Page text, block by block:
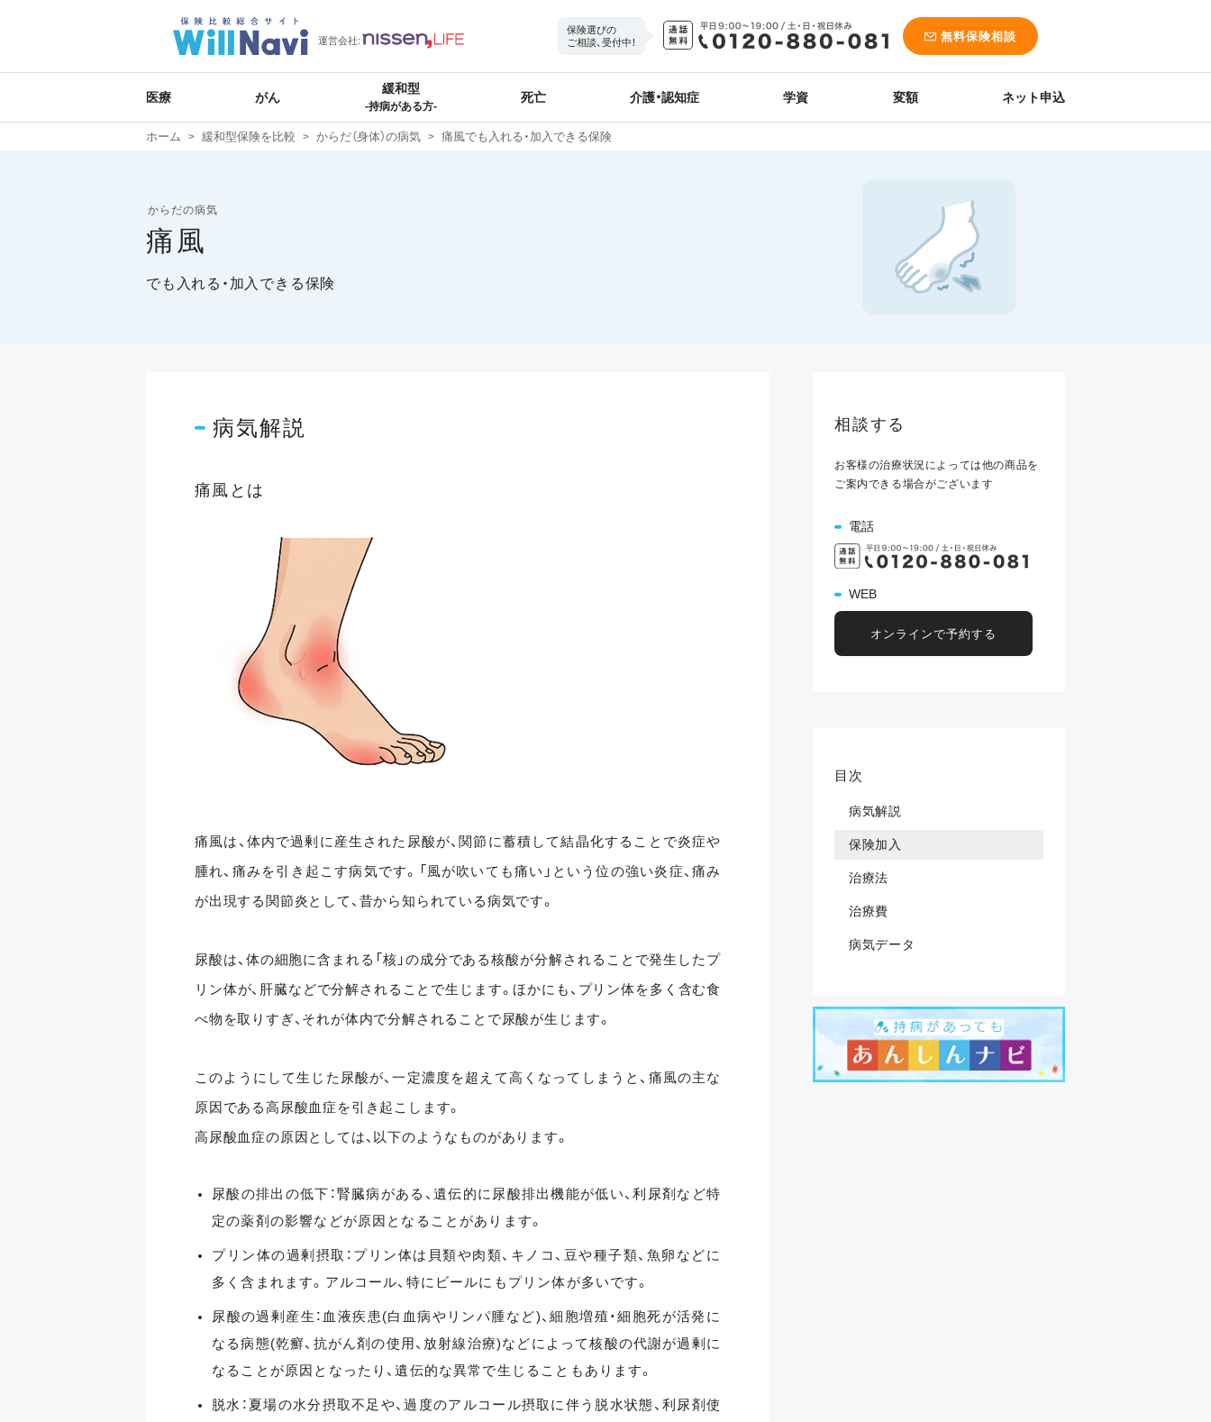
運営会社:
保険選びの
ご相談、受付中！
無料保険相談
医療 がん
緩和型
-持病がある方-
死亡 介護・認知症 学資 変額 ネット申込
ホーム 緩和型保険を比較 からだ（身体）の病気 痛風でも入れる・加入できる保険
からだの病気
痛風
でも入れる・加入できる保険
病気解説
痛風とは
痛風は、体内で過剰に産生された尿酸が、関節に蓄積して結晶化することで炎症や
腫れ、痛みを引き起こす病気です。「風が吹いても痛い」という位の強い炎症、痛み
が出現する関節炎として、昔から知られている病気です。
尿酸は、体の細胞に含まれる「核」の成分である核酸が分解されることで発生したプ
リン体が、肝臓などで分解されることで生じます。ほかにも、プリン体を多く含む食
べ物を取りすぎ、それが体内で分解されることで尿酸が生じます。
このようにして生じた尿酸が、一定濃度を超えて高くなってしまうと、痛風の主な
原因である高尿酸血症を引き起こします。
高尿酸血症の原因としては、以下のようなものがあります。
尿酸の排出の低下：腎臓病がある、遺伝的に尿酸排出機能が低い、利尿剤など特
定の薬剤の影響などが原因となることがあります。
プリン体の過剰摂取：プリン体は貝類や肉類、キノコ、豆や種子類、魚卵などに
多く含まれます。アルコール、特にビールにもプリン体が多いです。
尿酸の過剰産生：血液疾患(白血病やリンパ腫など)、細胞増殖・細胞死が活発に
なる病態(乾癬、抗がん剤の使用、放射線治療)などによって核酸の代謝が過剰に
なることが原因となったり、遺伝的な異常で生じることもあります。
脱水：夏場の水分摂取不足や、過度のアルコール摂取に伴う脱水状態、利尿剤使
相談する
お客様の治療状況によっては他の商品を
ご案内できる場合がございます
電話
WEB
オンラインで予約する
目次
病気解説
保険加入
治療法
治療費
病気データ